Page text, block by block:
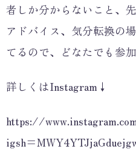
者しか分からないこと、
アドバイス、気分転換の
てるので、どなたでも参
詳しくはInstagram↓
https://